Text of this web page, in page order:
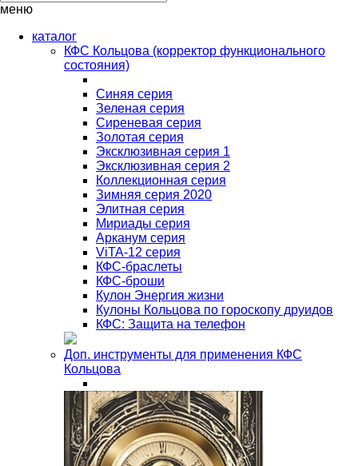
меню
каталог
КФС Кольцова (корректор функционального
состояния)
Синяя серия
Зеленая серия
Сиреневая серия
Золотая серия
Эксклюзивная серия 1
Эксклюзивная серия 2
Коллекционная серия
Зимняя серия 2020
Элитная серия
Мириады серия
Арканум серия
ViTA-12 серия
КФС-браслеты
КФС-броши
Кулон Энергия жизни
Кулоны Кольцова по гороскопу друидов
КФС: Защита на телефон
Доп. инструменты для применения КФС
Кольцова